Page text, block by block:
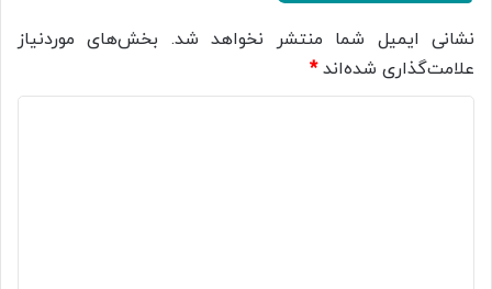
نشانی ایمیل شما منتشر نخواهد شد. بخش‌های موردنیاز
علامت‌گذاری شده‌اند*